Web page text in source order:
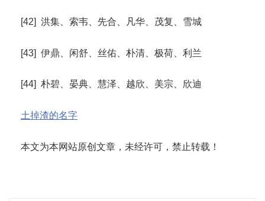
[42] 洪集、索韦、先合、凡华、茂复、雪城
[43] 伊鼎、闲舒、丝佑、朴清、极荷、利兰
[44] 朴碧、晏典、慧泽、越欣、美宗、欣迪
土掉渣的名字
本文为本网站原创文章，未经许可，禁止转载！